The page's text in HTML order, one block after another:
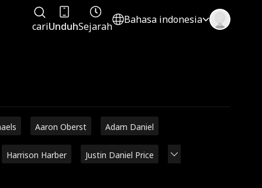
cariUnduhSejarah
Bahasa indonesia
Aaron Oberst Adam Daniel
Harrison Harber Justin Daniel Price